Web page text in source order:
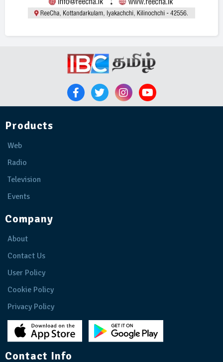
Products
Web
Radio
Television
Events
Company
About
Contact Us
User Policy
Cookie Policy
Privacy Policy
Contact Info